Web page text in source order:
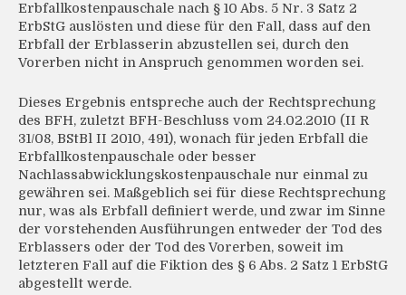
Erbfallkostenpauschale nach § 10 Abs. 5 Nr. 3 Satz 2
ErbStG auslösten und diese für den Fall, dass auf den
Erbfall der Erblasserin abzustellen sei, durch den
Vorerben nicht in Anspruch genommen worden sei.
Dieses Ergebnis entspreche auch der Rechtsprechung
des BFH, zuletzt BFH-Beschluss vom 24.02.2010 (II R
31/08, BStBl II 2010, 491), wonach für jeden Erbfall die
Erbfallkostenpauschale oder besser
Nachlassabwicklungskostenpauschale nur einmal zu
gewähren sei. Maßgeblich sei für diese Rechtsprechung
nur, was als Erbfall definiert werde, und zwar im Sinne
der vorstehenden Ausführungen entweder der Tod des
Erblassers oder der Tod des Vorerben, soweit im
letzteren Fall auf die Fiktion des § 6 Abs. 2 Satz 1 ErbStG
abgestellt werde.